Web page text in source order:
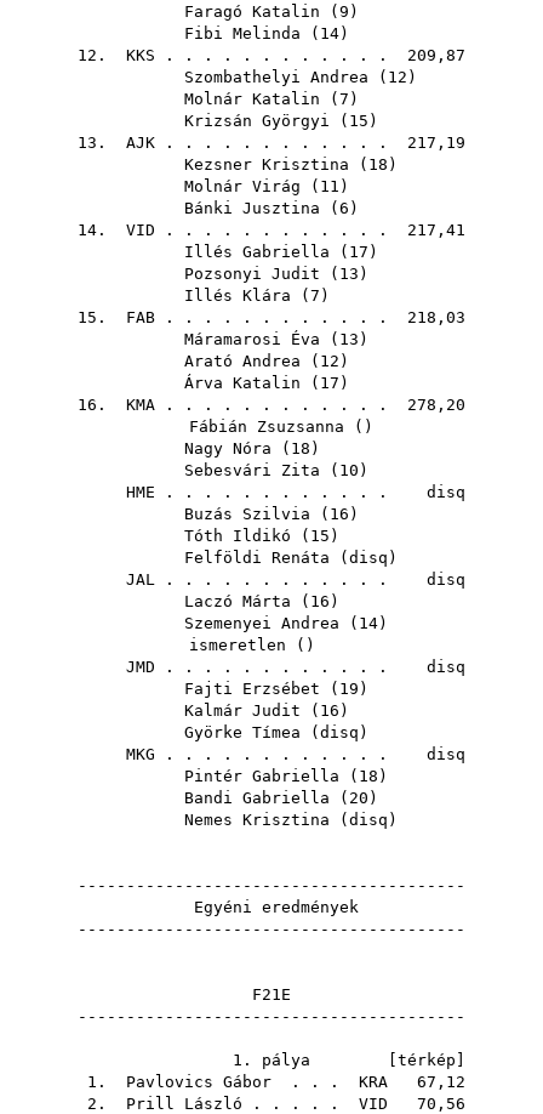
Faragó Katalin ( 9 )
Fibi Melinda ( 14)
12. KKS . . . . . . . . . . . . 209,87
Szombathelyi Andrea ( 12 )
Molnár Katalin ( 7 )
Krizsán Györgyi ( 15 )
13. AJK . . . . . . . . . . . . 217,19
Kezsner Krisztina ( 18 )
Molnár Virág ( 11 )
Bánki Jusztina ( 6 )
14. VID . . . . . . . . . . . . 217,41
Illés Gabriella ( 17 )
Pozsonyi Judit ( 13 )
Illés Klára ( 7 )
15. FAB . . . . . . . . . . . . 218,03
Máramarosi Éva ( 13 )
Arató Andrea ( 12 )
Árva Katalin ( 17 )
16. KMA . . . . . . . . . . . . 278,20
Fábián Zsuzsanna ()
Nagy Nóra ( 18 )
Sebesvári Zita ( 10 )
HME . . . . . . . . . . . . disq
Buzás Szilvia ( 16 )
Tóth Ildikó ( 15 )
Felföldi Renáta ( disq )
JAL . . . . . . . . . . . . disq
Laczó Márta ( 16 )
Szemenyei Andrea ( 14)
ismeretlen ()
JMD . . . . . . . . . . . . disq
Fajti Erzsébet ( 19 )
Kalmár Judit ( 16 )
Györke Tímea ( disq )
MKG . . . . . . . . . . . . disq
Pintér Gabriella ( 18 )
Bandi Gabriella ( 20 )
Nemes Krisztina ( disq )
----------------------------------------
Egyéni eredmények
----------------------------------------
F21E
----------------------------------------
1. pálya [ térkép
1. Pavlovics Gábor . . . KRA 67,12
2. Prill László . . . . . VID 70,56